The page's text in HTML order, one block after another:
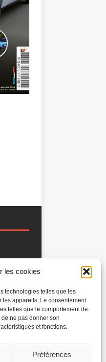
les cookies
technologies telles que les
les appareils. Le consentement
telles que le comportement de
ne pas donner son
et fonctions.
Préférences